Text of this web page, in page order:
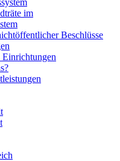
im
Beschlüsse